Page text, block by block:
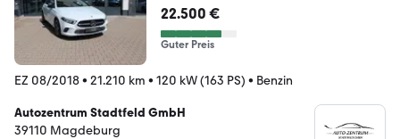
22.500 €
Guter Preis
EZ 08/2018• 21.210 km • 120 kW (163 PS) • Benzin
Autozentrum Stadtfeld GmbH
39110 Magdeburg